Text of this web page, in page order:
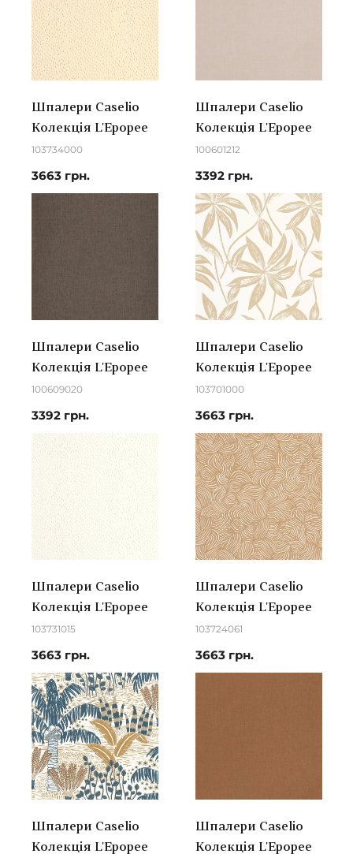
Шпалери Caselio
Колекція L'Epopee
103734000
3663 грн.
Шпалери Caselio
Колекція L'Epopee
100601212
3392 грн.
Шпалери Caselio
Колекція L'Epopee
100609020
3392 грн.
Шпалери Caselio
Колекція L'Epopee
103701000
3663 грн.
Шпалери Caselio
Колекція L'Epopee
103731015
3663 грн.
Шпалери Caselio
Колекція L'Epopee
103724061
3663 грн.
Шпалери Caselio
Колекція L'Epopee
Шпалери Caselio
Колекція L'Epopee